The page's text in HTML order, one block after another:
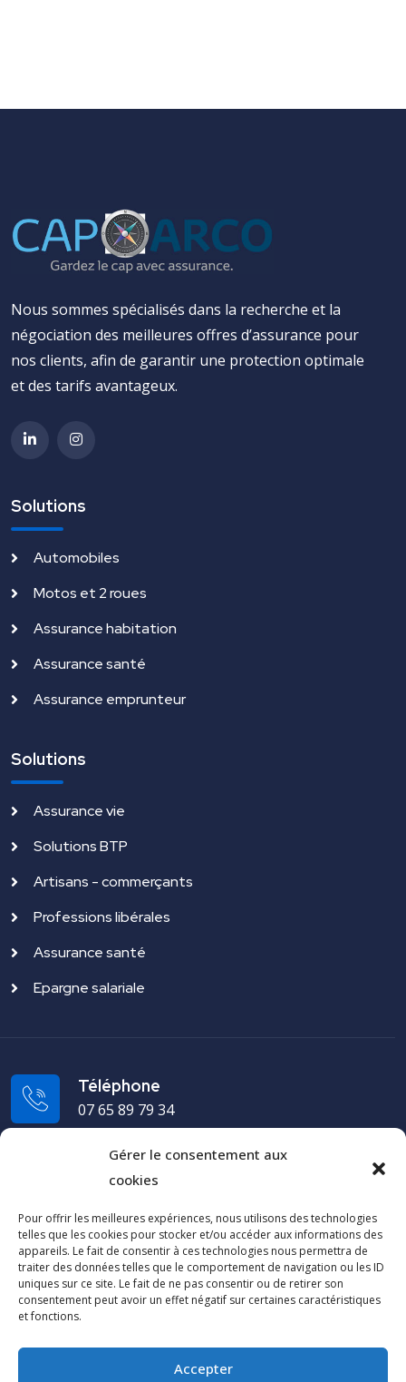
Gérer le consentement aux
cookies
Pour offrir les meilleures expériences, nous utilisons des technologies
telles que les cookies pour stocker et/ou accéder aux informations des
appareils. Le fait de consentir à ces technologies nous permettra de
traiter des données telles que le comportement de navigation ou les ID
uniques sur ce site. Le fait de ne pas consentir ou de retirer son
consentement peut avoir un effet négatif sur certaines caractéristiques
et fonctions.
Accepter
Nous sommes spécialisés dans la recherche et la
négociation des meilleures offres d’assurance pour
nos clients, afin de garantir une protection optimale
et des tarifs avantageux.
Solutions
Automobiles
Motos et 2 roues
Assurance habitation
Assurance santé
Assurance emprunteur
Solutions
Assurance vie
Solutions BTP
Artisans - commerçants
Professions libérales
Assurance santé
Epargne salariale
Téléphone
07 65 89 79 34
Adresse
19 rue du Puech Radier 34970 Lattes - FRANCE
Cap Arco
Contactez-nous